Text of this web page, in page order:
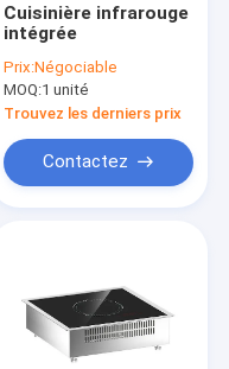
Cuisinière infrarouge
intégrée
Prix:Négociable
MOQ:1 unité
Trouvez les derniers prix
Contactez